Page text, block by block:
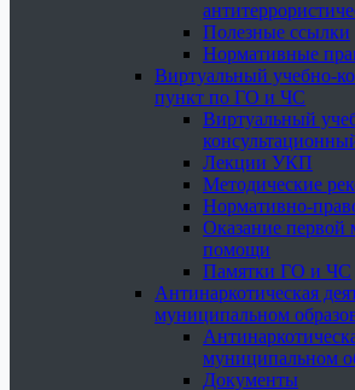
Полезные ссылки
Нормативные
Виртуальный учебно-
пункт по ГО и ЧС
Виртуальный
Лекции УКП
Методические
Нормативно-
Оказание первой
помощи
Памятки ГО и ЧС
Антинаркотическая
муниципальном
муниципальном
Документы